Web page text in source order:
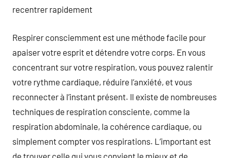
recentrer rapidement
Respirer consciemment est une méthode facile pour
apaiser votre esprit et détendre votre corps. En vous
concentrant sur votre respiration, vous pouvez ralentir
votre rythme cardiaque, réduire l’anxiété, et vous
reconnecter à l’instant présent. Il existe de nombreuses
techniques de respiration consciente, comme la
respiration abdominale, la cohérence cardiaque, ou
simplement compter vos respirations. L’important est
de trouver celle qui vous convient le mieux et de